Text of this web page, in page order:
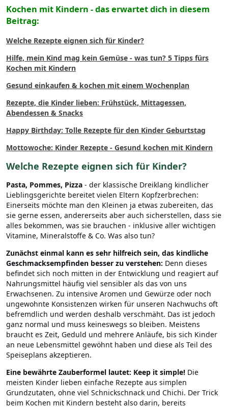
Kochen mit Kindern - das erwartet dich in diesem
Beitrag:
Welche Rezepte eignen sich für Kinder?
Hilfe, mein Kind mag kein Gemüse - was tun? 5 Tipps fürs
Kochen mit Kindern
Gesund einkaufen & kochen mit einem Wochenplan
Rezepte, die Kinder lieben: Frühstück, Mittagessen,
Abendessen & Snacks
Happy Birthday: Tolle Rezepte für den Kinder Geburtstag
Mottowoche: Kinder Rezepte - Gesund kochen mit Kindern
Welche Rezepte eignen sich für Kinder?
Pasta, Pommes, Pizza - der klassische Dreiklang kindlicher
Lieblingsgerichte bereitet vielen Eltern Kopfzerbrechen:
Einerseits möchte man den Kleinen ja etwas zubereiten, das
sie gerne essen, andererseits aber auch sicherstellen, dass sie
alles bekommen, was sie brauchen - inklusive aller wichtigen
Vitamine, Mineralstoffe & Co. Was also tun?
Zunächst einmal kann es sehr hilfreich sein, das kindliche
Geschmacksempfinden besser zu verstehen: Denn dieses
befindet sich noch mitten in der Entwicklung und reagiert auf
Nahrungsmittel häufig viel sensibler als das von uns
Erwachsenen. Zu intensive Aromen und Gewürze oder noch
ungewohnte Konsistenzen wirken für unseren Nachwuchs oft
befremdlich und werden deshalb verschmäht. Das ist jedoch
ganz normal und muss keineswegs so bleiben. Meistens
braucht es Zeit, Geduld und mehrere Anläufe, bis sich Kinder
an neue Lebensmittel gewöhnt haben und diese als Teil des
Speiseplans akzeptieren.
Eine bewährte Zauberformel lautet: Keep it simple! Die
meisten Kinder lieben einfache Rezepte aus simplen
Grundzutaten, ohne viel Schnickschnack und Chichi. Der Trick
beim Kochen mit Kindern besteht also darin, bereits